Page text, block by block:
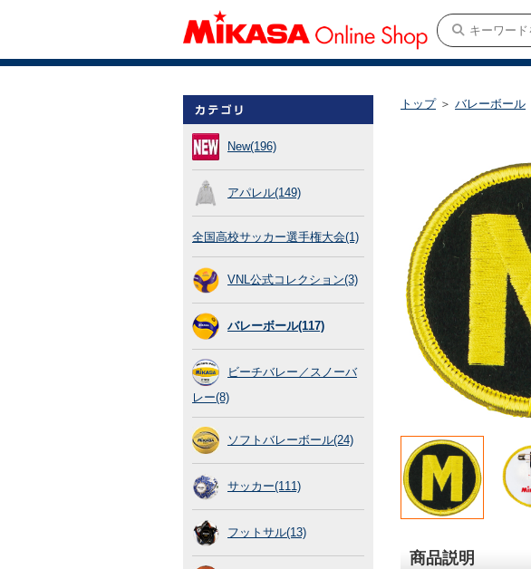
New(196)
アパレル(149)
全国高校サッカー選手権大会(1)
VNL公式コレクション(3)
バレーボール(117)
ビーチバレー／スノーバ
レー(8)
ソフトバレーボール(24)
サッカー(111)
フットサル(13)
トップ ＞ バレーボール
商品説明